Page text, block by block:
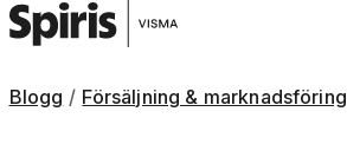
Blogg Försäljning & marknadsföring